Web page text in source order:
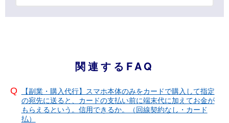
関連するFAQ
【副業・購入代行】スマホ本体のみをカードで購入して指定
の宛先に送ると、カードの支払い前に端末代に加えてお金が
もらえるという。信用できるか。（回線契約なし・カード
払）